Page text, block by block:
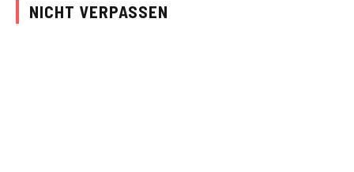
NICHT VERPASSEN